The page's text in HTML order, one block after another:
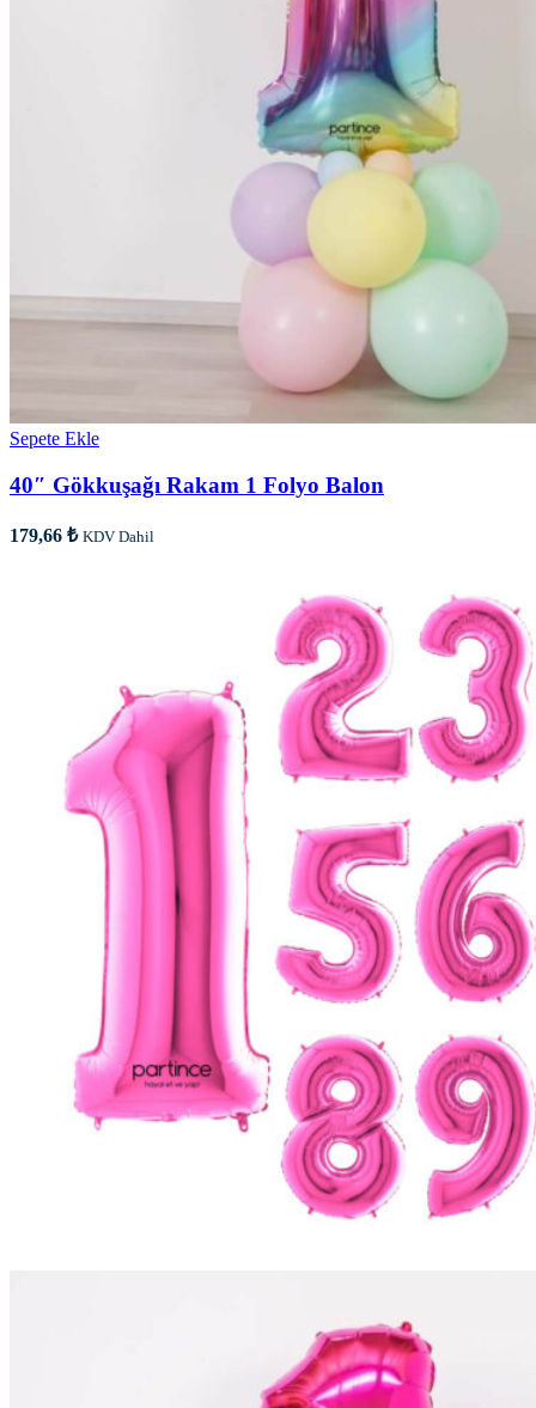
Sepete Ekle
40″ Gökkuşağı Rakam 1 Folyo Balon
179,66 ₺ KDV Dahil